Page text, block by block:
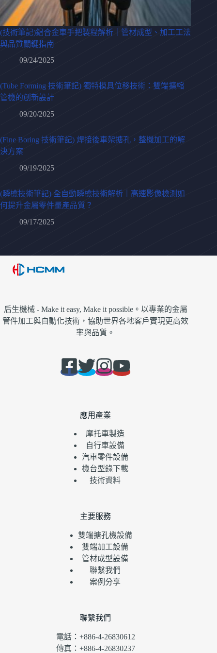
(技術筆記)鋁合金車手把製程解析｜管材成型、加工工法
與品質關鍵指南
09/24/2025
(Tube Forming 技術筆記) 獨特模具位移技術：雙端擴縮
管機的創新設計
09/20/2025
(Fine Boring 技術筆記) 焊接後車架搪孔，整機加工的解
決方案
09/19/2025
(瞬檢技術筆記) 全自動瞬檢技術解析｜高速影像檢測如
何提升金屬零件量產品質？
09/17/2025
后生機械 - Make it easy, Make it possible。以專業的金屬
管件加工與自動化技術，協助世界各地客戶實現更高效
率與品質。
應用產業
摩托車製造
自行車設備
汽車零件設備
機台型錄下載
技術資料
主要服務
雙端搪孔機設備
雙端加工設備
管材成型設備
聯繫我們
案例分享
聯繫我們
電話：+886-4-26830612
傳真：+886-4-26830237